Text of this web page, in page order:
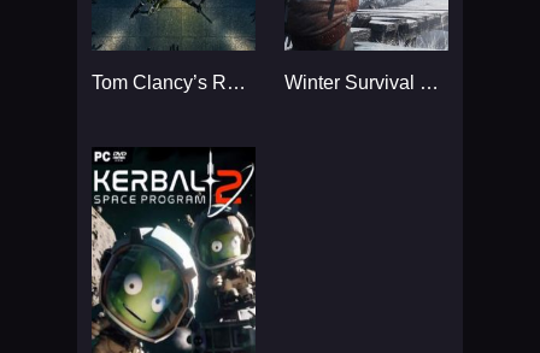
Tom Clancy’s Rainbow Six Winter Survival Simulator